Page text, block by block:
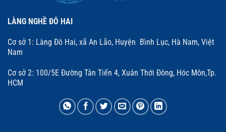
LÀNG NGHỀ ĐÔ HAI
Cơ sở 1: Làng Đô Hai, xã An Lão, Huyện Bình Lục, Hà Nam, Việt
Nam
Cơ sở 2: 100/5E Đường Tân Tiến 4, Xuân Thới Đông, Hóc Môn,Tp.
HCM